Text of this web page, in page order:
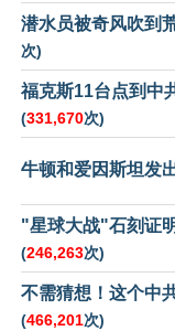
潜水员被奇风吹到
次)
福克斯11台点到中
(331,670次)
牛顿和爱因斯坦发
"星球大战"石刻证
(246,263次)
不需猜想！这个中
(466,201次)